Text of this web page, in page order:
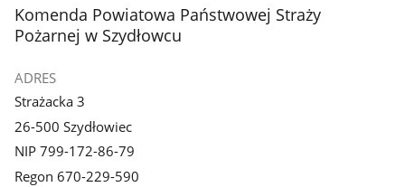
stopka
Komenda Powiatowa Państwowej Straży
Pożarnej w Szydłowcu
ADRES
Strażacka 3
26-500 Szydłowiec
NIP 799-172-86-79
Regon 670-229-590